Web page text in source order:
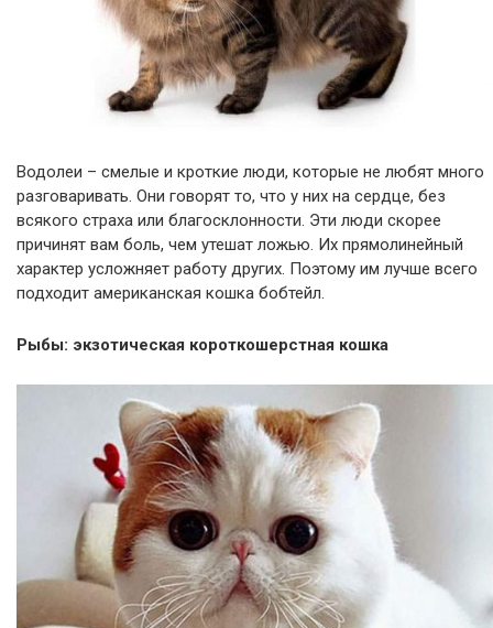
Водолеи – смелые и кроткие люди, которые не любят много
разговаривать. Они говорят то, что у них на сердце, без
всякого страха или благосклонности. Эти люди скорее
причинят вам боль, чем утешат ложью. Их прямолинейный
характер усложняет работу других. Поэтому им лучше всего
подходит американская кошка бобтейл.
Рыбы: экзотическая короткошерстная кошка